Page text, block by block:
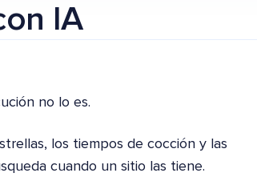
IA
no lo es.
los tiempos de cocción y las
cuando un sitio las tiene.